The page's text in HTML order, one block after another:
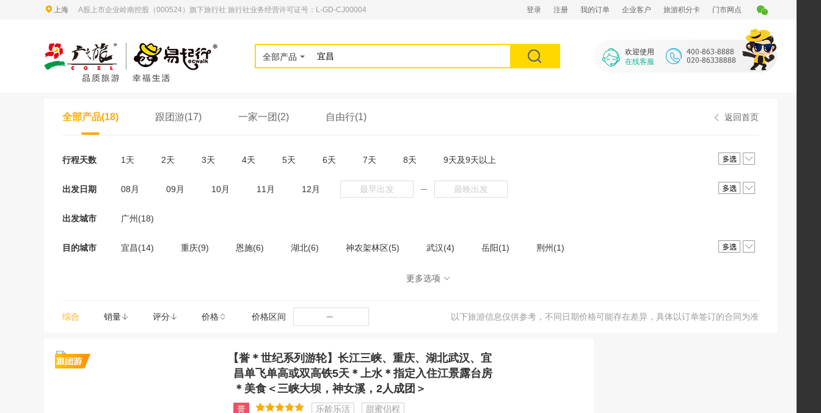
上海 A股上市企业岭南控股（000524）旗下旅行社 旅行社业务经营许可证号：L-GD-CJ00004 登录 注册 我的订单 企业客户 旅游积分卡 门市网点
全部产品
欢迎使用
在线客服
返回首页
全部产品(18) 跟团游(17) 一家一团(2) 自由行(1)
行程天数 1天 2天 3天 4天 5天 6天 7天 8天 9天及9天以上
出发日期 08月 09月 10月 11月 12月 ─
出发城市 广州(18)
目的城市 宜昌(14) 重庆(9) 恩施(6) 湖北(6) 神农架林区(5) 武汉(4) 岳阳(1) 荆州(1)
更多选项
综合 销量 评分 价格 价格区间 ─ 以下旅游信息仅供参考，不同日期价格可能存在差异，具体以订单签订的合同为准
【誉＊世纪系列游轮】长江三峡、重庆、湖北武汉、宜
昌单飞单高或双高铁5天＊上水＊指定入住江景露台房
＊美食＜三峡大坝，神女溪，2人成团＞
誉 乐龄乐活
甜蜜侣程